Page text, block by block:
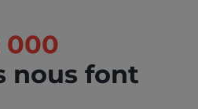
000
nous font